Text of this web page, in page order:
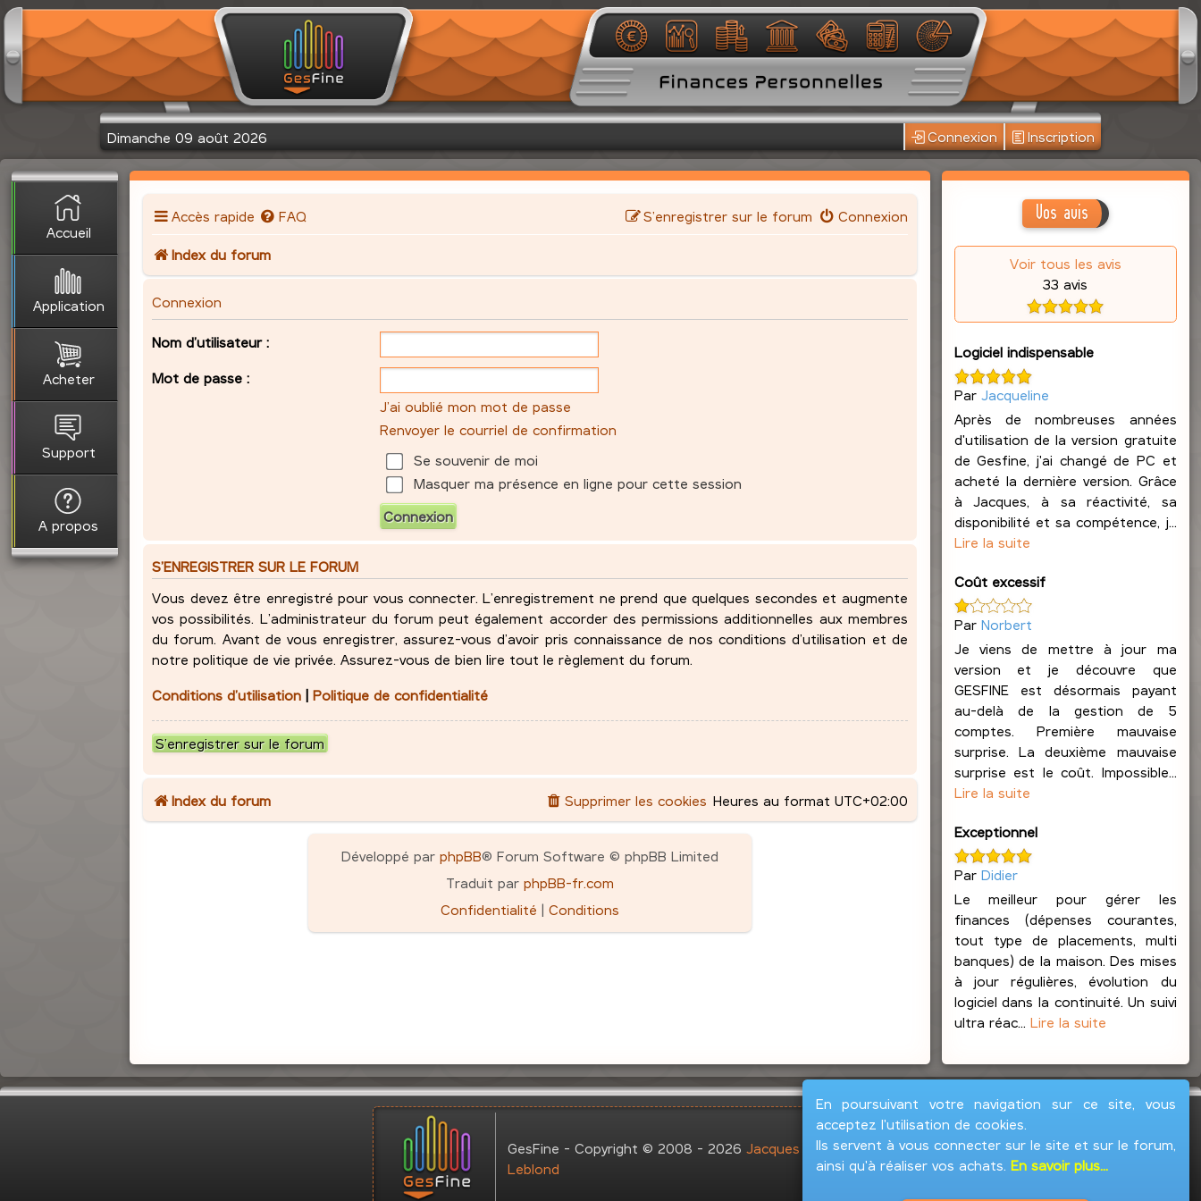
Dimanche 09 août 2026 Connexion Inscription
Accueil
Application
Acheter
Support
A propos
Accès rapide FAQ Connexion
S’enregistrer sur le forum
Index du forum
Connexion
Nom d’utilisateur :
Mot de passe :
J’ai oublié mon mot de passe
Renvoyer le courriel de confirmation
Se souvenir de moi
Masquer ma présence en ligne pour cette session
S’ENREGISTRER SUR LE FORUM
Vous devez être enregistré pour vous connecter. L’enregistrement ne prend que quelques secondes et augmente
vos possibilités. L’administrateur du forum peut également accorder des permissions additionnelles aux membres
du forum. Avant de vous enregistrer, assurez-vous d’avoir pris connaissance de nos conditions d’utilisation et de
notre politique de vie privée. Assurez-vous de bien lire tout le règlement du forum.
Conditions d’utilisation |Politique de confidentialité
S’enregistrer sur le forum
Index du forum Heures au format UTC+02:00
Supprimer les cookies
Développé par phpBB® Forum Software © phpBB Limited
Traduit par phpBB-fr.com
Confidentialité | Conditions
Vos avis
Voir tous les avis
33 avis
Logiciel indispensable
Par Jacqueline
Après de nombreuses années
d'utilisation de la version gratuite
de Gesfine, j'ai changé de PC et
acheté la dernière version. Grâce
à Jacques, à sa réactivité, sa
disponibilité et sa compétence, j...
Lire la suite
Coût excessif
Par Norbert
Je viens de mettre à jour ma
version et je découvre que
GESFINE est désormais payant
au-delà de la gestion de 5
comptes. Première mauvaise
surprise. La deuxième mauvaise
surprise est le coût. Impossible...
Lire la suite
Exceptionnel
Par Didier
Le meilleur pour gérer les
finances (dépenses courantes,
tout type de placements, multi
banques) de la maison. Des mises
à jour régulières, évolution du
logiciel dans la continuité. Un suivi
ultra réac... Lire la suite
En poursuivant votre navigation sur ce site, vous
acceptez l'utilisation de cookies.
Ils servent à vous connecter sur le site et sur le forum,
ainsi qu'à réaliser vos achats. En savoir plus...
GesFine - Copyright © 2008 - 2026Jacques
Leblond